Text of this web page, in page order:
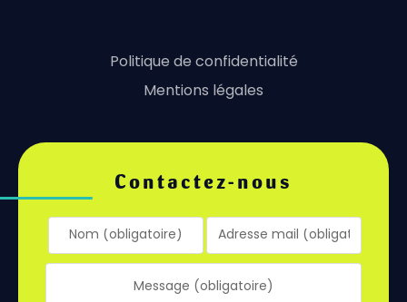
Politique de confidentialité
Mentions légales
Contactez-nous